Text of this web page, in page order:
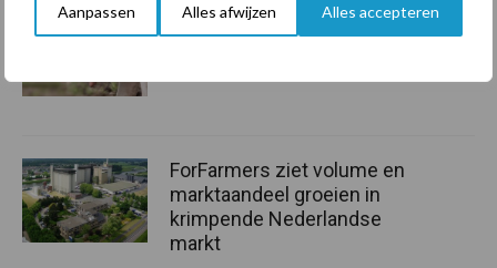
Aanpassen Alles afwijzen Alles accepteren
De speenhuid: een vaak
ForFarmers ziet volume en
marktaandeel groeien in
krimpende Nederlandse
markt